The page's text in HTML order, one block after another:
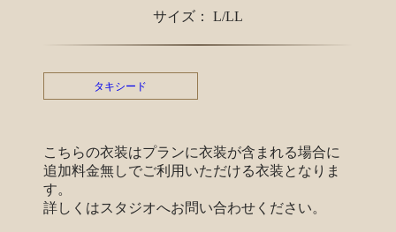
サイズ： L/LL
タキシード
こちらの衣装はプランに衣装が含まれる場合に
追加料金無しでご利用いただける衣装となりま
す。
詳しくはスタジオへお問い合わせください。